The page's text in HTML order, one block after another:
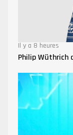
Il y a 8 heures
Philip Wüthrich